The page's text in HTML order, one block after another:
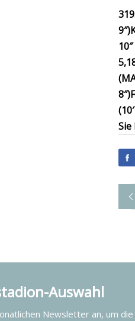
9″)
8″)
Sie
Auswahl
Newsletter an, um